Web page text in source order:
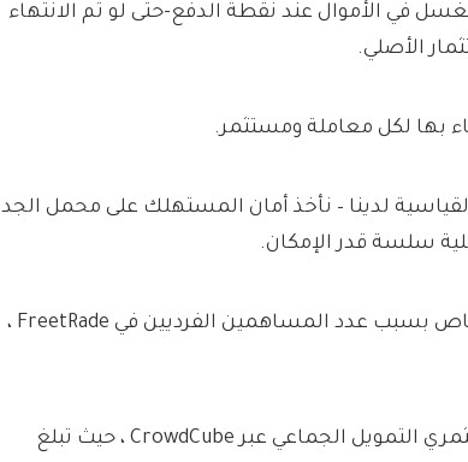
في الأموال عند نقطة الدفع-حتى لو تم الانتهاء
الأصلي.
بها لكل معاملة ومستثمر.
لدينا – نأخذ أمان المستهلك على محمل الجد
سلسة قدر الإمكان.
كان هذا المخرج معقدًا بشكل خاص بسبب عدد المساهمين الفرديين في FreetRade ،
تم دعم FreetRade من قبل مستثمري التمويل الجماعي عبر CrowdCube ، حيث تبلغ